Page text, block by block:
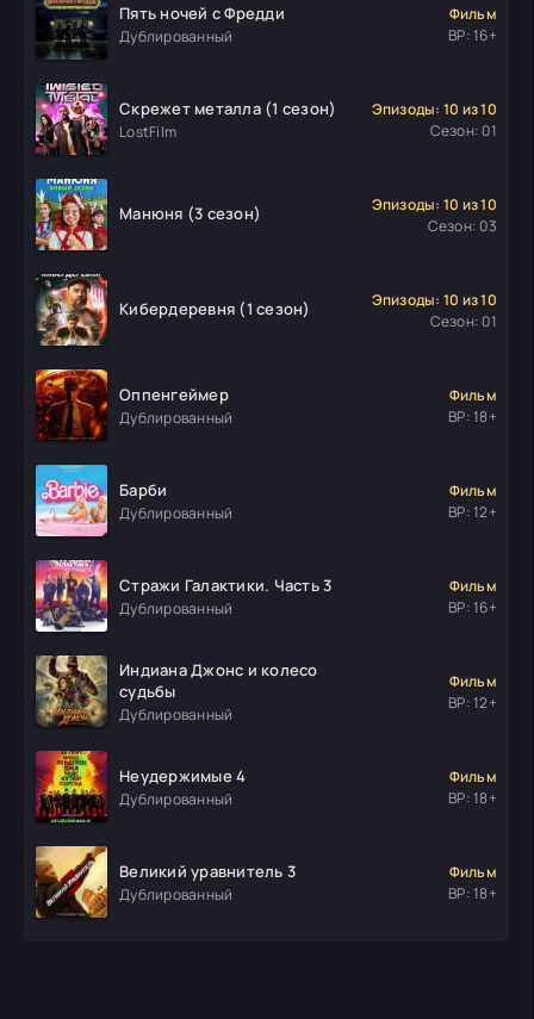
Пять ночей с Фредди
Дублированный
Фильм
ВР: 16+
Скрежет металла (1 сезон)
LostFilm
Эпизоды: 10 из 10
Сезон: 01
Манюня (3 сезон)
Эпизоды: 10 из 10
Сезон: 03
Кибердеревня (1 сезон)
Эпизоды: 10 из 10
Сезон: 01
Оппенгеймер
Дублированный
Фильм
ВР: 18+
Барби
Дублированный
Фильм
ВР: 12+
Стражи Галактики. Часть 3
Дублированный
Фильм
ВР: 16+
Индиана Джонс и колесо
судьбы
Дублированный
Фильм
ВР: 12+
Неудержимые 4
Дублированный
Фильм
ВР: 18+
Великий уравнитель 3
Дублированный
Фильм
ВР: 18+